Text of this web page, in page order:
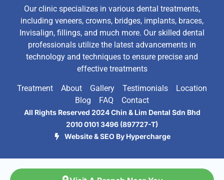
Our clinic specializes in various dental treatments,
including veneers, crowns, bridges, implants, braces,
Invisalign, fillings, and much more. Our skilled dental
professionals utilize the latest advancements in
technology and techniques to ensure precise and
effective treatments
Treatment About Gallery Testimonials
Location
Blog
FAQ Contact
All Rights Reserved 2024 Chin & Lim Dental Sdn Bhd
2010 0101 3496 (897727-T)
Website & SEO By Hypercharge